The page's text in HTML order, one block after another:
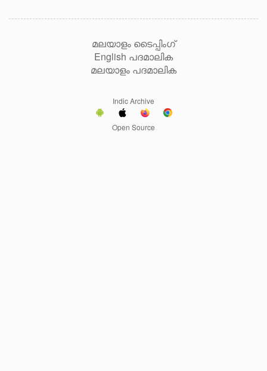
മലയാളം ടൈപ്പിംഗ്
English പദമാലിക
മലയാളം പദമാലിക
Indic Archive
Open Source